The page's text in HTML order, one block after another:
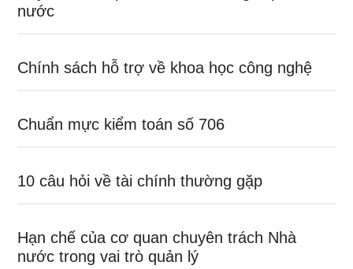
nước
Chính sách hỗ trợ về khoa học công nghệ
Chuẩn mực kiểm toán số 706
10 câu hỏi về tài chính thường gặp
Hạn chế của cơ quan chuyên trách Nhà
nước trong vai trò quản lý